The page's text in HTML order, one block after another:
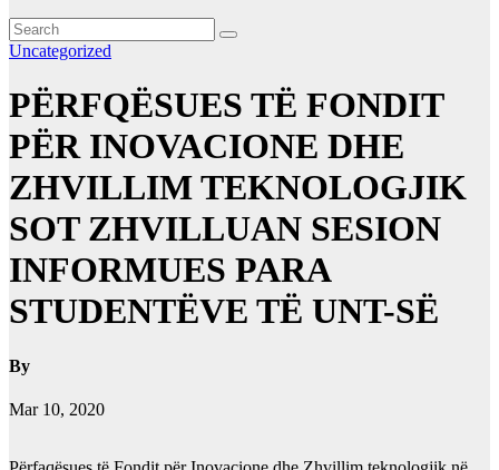
Uncategorized
PËRFQËSUES TË FONDIT
PËR INOVACIONE DHE
ZHVILLIM TEKNOLOGJIK
SOT ZHVILLUAN SESION
INFORMUES PARA
STUDENTËVE TË UNT-SË
By
Mar 10, 2020